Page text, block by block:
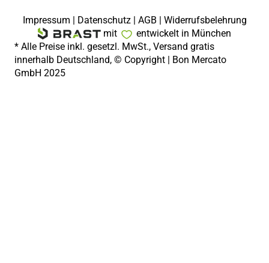
Impressum | Datenschutz| AGB | Widerrufsbelehrung
mit
entwickelt in München
* Alle Preise inkl. gesetzl. MwSt., Versand gratis
innerhalb Deutschland, © Copyright | Bon Mercato
GmbH 2025